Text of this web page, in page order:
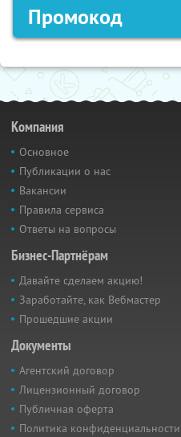
Промокод
Компания
Основное
Публикации о нас
Вакансии
Правила сервиса
Ответы на вопросы
Бизнес-Партнёрам
Давайте сделаем акцию!
Заработайте, как Вебмастер
Прошедшие акции
Документы
Агентский договор
Лицензионный договор
Публичная оферта
Политика конфиденциальности